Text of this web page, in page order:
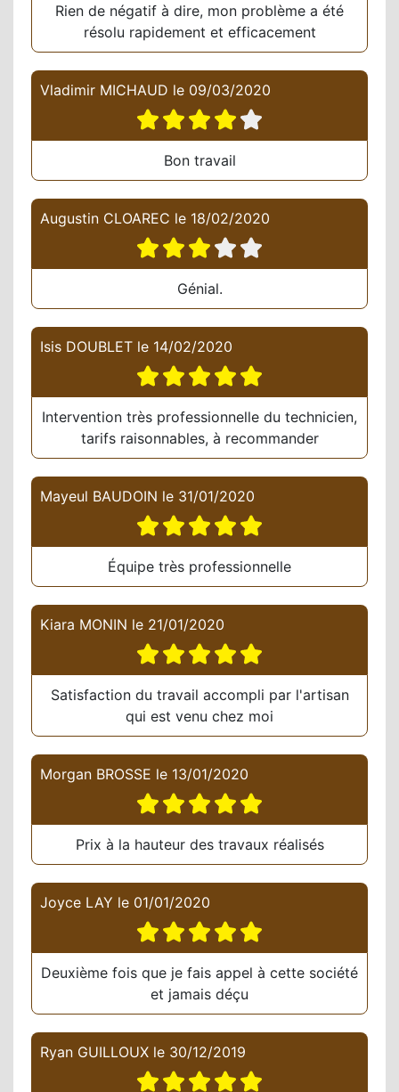
Rien de négatif à dire, mon problème a été
résolu rapidement et efficacement
Vladimir MICHAUD le 09/03/2020
Bon travail
Augustin CLOAREC le 18/02/2020
Génial.
Isis DOUBLET le 14/02/2020
Intervention très professionnelle du technicien,
tarifs raisonnables, à recommander
Mayeul BAUDOIN le 31/01/2020
Équipe très professionnelle
Kiara MONIN le 21/01/2020
Satisfaction du travail accompli par l'artisan
qui est venu chez moi
Morgan BROSSE le 13/01/2020
Prix à la hauteur des travaux réalisés
Joyce LAY le 01/01/2020
Deuxième fois que je fais appel à cette société
et jamais déçu
Ryan GUILLOUX le 30/12/2019